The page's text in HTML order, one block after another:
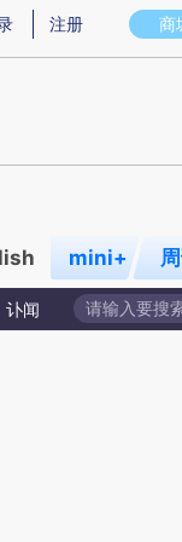
图存在偏差。不代表财
商
注册
mini+
讣闻